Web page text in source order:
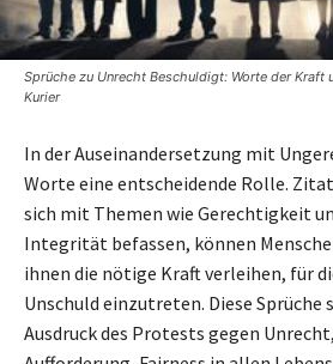
Sprüche zu Unrecht Beschuldigt: Worte der
Kurier
In der Auseinandersetzung mit
Worte eine entscheidende Rolle.
sich mit Themen wie Gerechtigkeit
Integrität befassen, können
ihnen die nötige Kraft verleihen, für
Unschuld einzutreten. Diese Sprüche
Ausdruck des Protests gegen